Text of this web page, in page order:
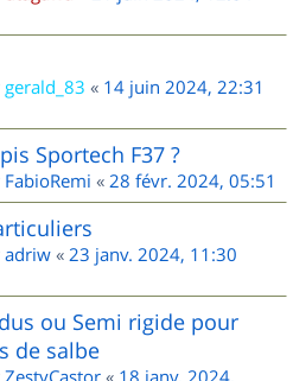
gerald_83 « 14 juin 2024, 22:31
Sportech F37 ?
FabioRemi « 28 févr. 2024, 05:51
adriw « 23 janv. 2024, 11:30
ou Semi rigide pour
de salbe
ZestyCastor « 18 janv. 2024,